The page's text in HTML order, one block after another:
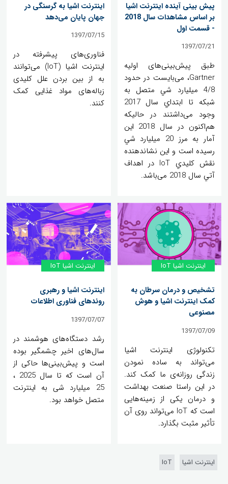
پیش بینی آینده اینترنت اشیا
بر اساس مشاهدات سال 2018
- قسمت اول
1397/07/21
طبق پیش‌بینی‌های اوليه
Gartner، می‌بایست در حدود
4/8 ميليارد شي متصل به
شبكه تا ابتداي سال 2017
وجود می‌داشتند در حاليكه
هم‌اكنون در سال 2018 اين
آمار به مرز 20 ميليارد شي
رسيده است و اين نشاندهنده
نقش كليدي IoT در اهداف
آتي سال 2018 می‌باشد.
اینترنت اشیا به گرسنگی در
جهان پایان می‌دهد
1397/07/15
فناوری‌های پیشرفته در
اینترنت اشیا (IoT) می‌توانند
به از بین بردن علل کلیدی
زباله‌های مواد غذایی کمک
کنند.
اینترنت اشیا IoT
تشخیص و درمان سرطان به
کمک اینترنت اشیا و‌ هوش
مصنوعی
1397/07/09
تکنولوژی اینترنت اشیا
می‌تواند به ساده نمودن
زندگی روزانه‌ی ما کمک کند.
در این راستا صنعت بهداشت
و درمان یکی از زمینه‌هایی
است که IoT می‌تواند روی آن
تأثیر مثبت بگذارد.
اینترنت اشیا IoT
اینترنت اشیا و رهبری
روندهای فناوری اطلاعات
1397/07/07
رشد دستگاه‌های هوشمند در
سال‌های اخیر چشمگیر بوده
است و پیش‌بینی‌ها حاکی از
آن است که تا سال 2025 ،
25 میلیارد شی به اینترنت
متصل خواهد بود.
اینترنت اشیا IoT